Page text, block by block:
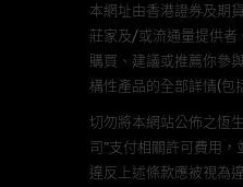
本網址由香港證券及期
莊家及/或流通量提供者
購買、建議或推薦你參
構性產品的全部詳情(包
切勿將本網站公佈之恆
司”支付相關許可費用
違反上述條款應被視為